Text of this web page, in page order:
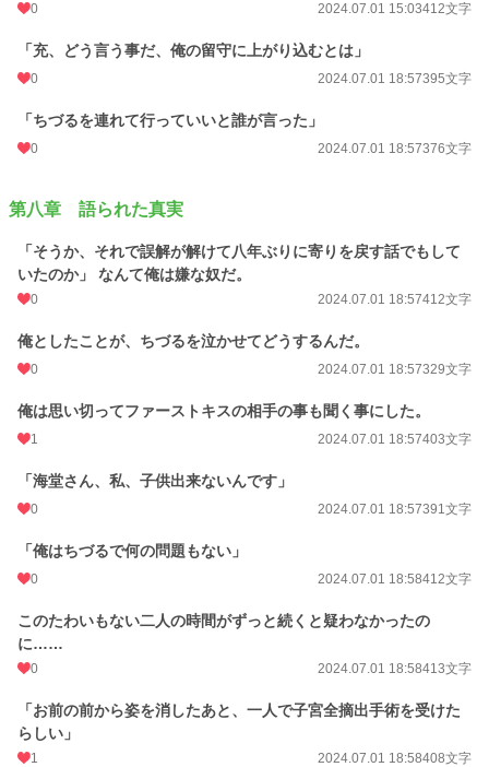
0 2024.07.01 15:03412文字
「充、どう言う事だ、俺の留守に上がり込むとは」
0 2024.07.01 18:57395文字
「ちづるを連れて行っていいと誰が言った」
0 2024.07.01 18:57376文字
第八章 語られた真実
「そうか、それで誤解が解けて八年ぶりに寄りを戻す話でもして
いたのか」 なんて俺は嫌な奴だ。
0 2024.07.01 18:57412文字
俺としたことが、ちづるを泣かせてどうするんだ。
0 2024.07.01 18:57329文字
俺は思い切ってファーストキスの相手の事も聞く事にした。
1 2024.07.01 18:57403文字
「海堂さん、私、子供出来ないんです」
0 2024.07.01 18:57391文字
「俺はちづるで何の問題もない」
0 2024.07.01 18:58412文字
このたわいもない二人の時間がずっと続くと疑わなかったの
に……
0 2024.07.01 18:58413文字
「お前の前から姿を消したあと、一人で子宮全摘出手術を受けた
らしい」
1 2024.07.01 18:58408文字